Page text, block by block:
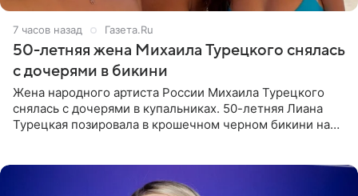
7 часов назад Газета.Ru
50-летняя жена Михаила Турецкого снялась
с дочерями в бикини
Жена народного артиста России Михаила Турецкого
снялась с дочерями в купальниках. 50-летняя Лиана
Турецкая позировала в крошечном черном бикини на